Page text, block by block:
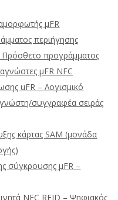
μFR
περιήγησης
προγράμματος
μFR NFC
uFR – Λογισμικό
συγγραφέα σειράς
κάρτας SAM (μονάδα
σύγκρουσης μFR –
NFC RFID – Ψηφιακός